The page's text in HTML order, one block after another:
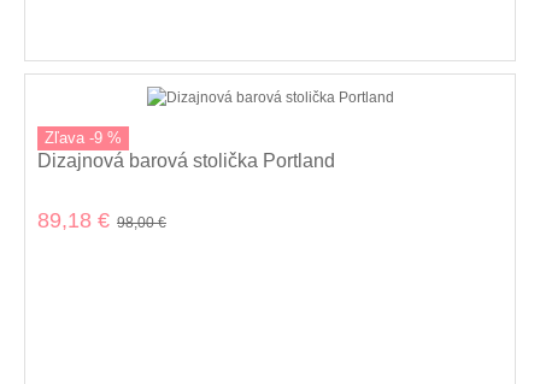
Zľava -9 %
Dizajnová barová stolička Portland
89,18 € 98,00 €